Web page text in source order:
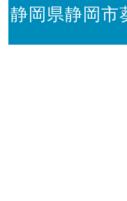
静岡県静岡市